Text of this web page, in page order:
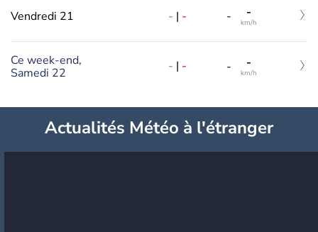
Vendredi 21 - | - - -
km/h
Ce week-end,
Samedi 22
- | - - -
km/h
Actualités Météo à l'étranger